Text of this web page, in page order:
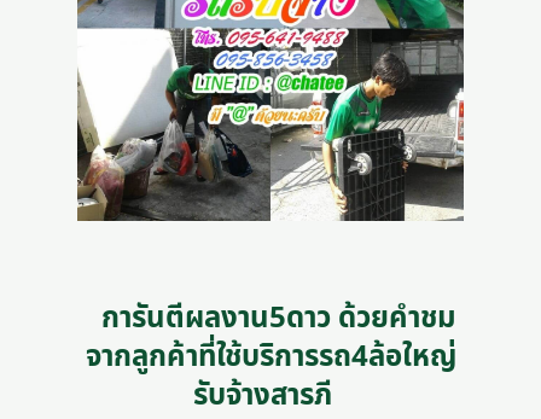
การันตีผลงาน5ดาว ด้วยคำชม
จากลูกค้าที่ใช้บริการรถ4ล้อใหญ่
รับจ้างสารภี